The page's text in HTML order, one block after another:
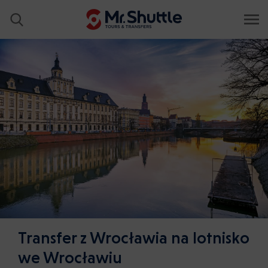
Transfer z Wrocławia na lotnisko
we Wrocławiu